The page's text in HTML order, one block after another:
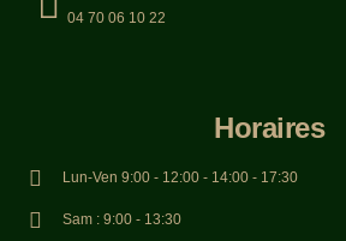
04 70 06 10 22
Horaires
Lun-Ven 9:00 - 12:00 - 14:00 - 17:30
Sam : 9:00 - 13:30